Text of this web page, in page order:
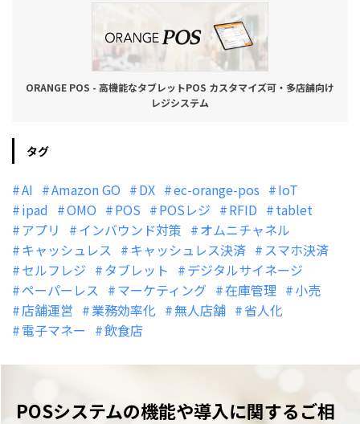
ORANGE POS - 高機能なタブレットPOS カスタマイズ可・多店舗向け
レジシステム
タグ
AI Amazon GO DX ec-orange-pos
IoT
ipad
OMO POS POSレジ RFID
tablet
アプリ
インバウンド対策
オムニチャネル
キャッシュレス
キャッシュレス決済
スマホ決済
セルフレジ
タブレット
デジタルサイネージ
ペーパーレス
マーケティング 在庫管理
小売
店舗運営
業務効率化 無人店舗
省人化
電子マネー
飲食店
POSシステムの機能や導入に関するご相